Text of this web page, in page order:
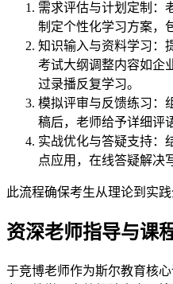
需求评估与计划定制：
制定个性化学习方案，
知识输入与资料学习：
考试大纲调整内容如企
过录播反复学习。
模拟评审与反馈练习：
稿后，老师给予详细评
实战优化与答疑支持：
点应用，在线答疑解决
此流程确保考生从理论到实践
资深老师指导与课
于竞博老师作为斯尔教育核